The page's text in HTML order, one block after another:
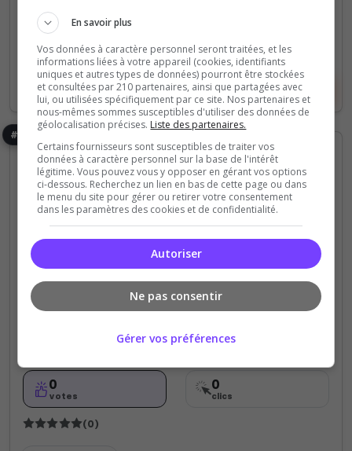
Voir le serveur Voter
#5
Roleplay
Azerty Roleplay
Bonjour Azerty Roleplay est un serveur avec des
0
votes
0
clics
(0)
En savoir plus
Vos données à caractère personnel seront traitées, et les
informations liées à votre appareil (cookies, identifiants
uniques et autres types de données) pourront être stockées
et consultées par 210 partenaires, ainsi que partagées avec
lui, ou utilisées spécifiquement par ce site. Nos partenaires et
nous-mêmes sommes susceptibles d'utiliser des données de
géolocalisation précises. Liste des partenaires.
Certains fournisseurs sont susceptibles de traiter vos
données à caractère personnel sur la base de l'intérêt
légitime. Vous pouvez vous y opposer en gérant vos options
ci-dessous. Recherchez un lien en bas de cette page ou dans
le menu du site pour gérer ou retirer votre consentement
dans les paramètres des cookies et de confidentialité.
Autoriser
Ne pas consentir
Gérer vos préférences